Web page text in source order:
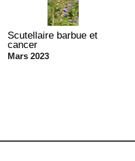
Scutellaire barbue et
cancer
Mars 2023